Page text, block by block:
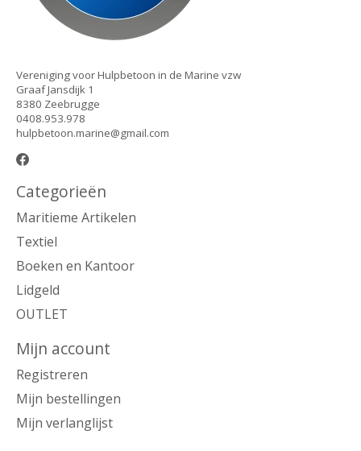
Vereniging voor Hulpbetoon in de Marine vzw
Graaf Jansdijk 1
8380 Zeebrugge
0408.953.978
hulpbetoon.marine@gmail.com
Categorieën
Maritieme Artikelen
Textiel
Boeken en Kantoor
Lidgeld
OUTLET
Mijn account
Registreren
Mijn bestellingen
Mijn verlanglijst